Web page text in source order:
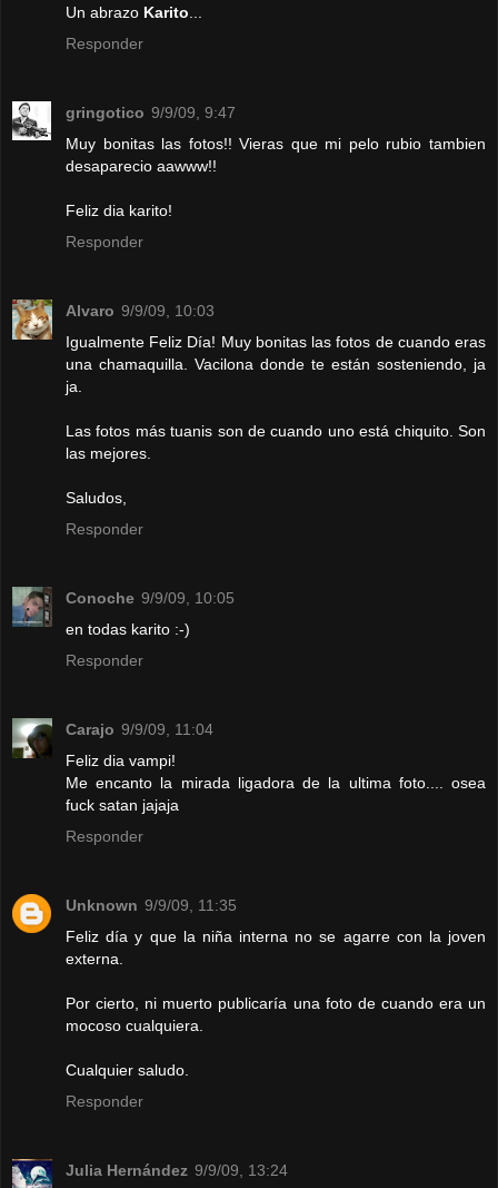
Un abrazo Karito...
Responder
gringotico 9/9/09, 9:47
Muy bonitas las fotos!! Vieras que mi pelo rubio tambien
desaparecio aawww!!
Feliz dia karito!
Responder
Alvaro 9/9/09, 10:03
Igualmente Feliz Día! Muy bonitas las fotos de cuando eras
una chamaquilla. Vacilona donde te están sosteniendo, ja
ja.
Las fotos más tuanis son de cuando uno está chiquito. Son
las mejores.
Saludos,
Responder
Conoche 9/9/09, 10:05
en todas karito :-)
Responder
Carajo 9/9/09, 11:04
Feliz dia vampi!
Me encanto la mirada ligadora de la ultima foto.... osea
fuck satan jajaja
Responder
Unknown 9/9/09, 11:35
Feliz día y que la niña interna no se agarre con la joven
externa.
Por cierto, ni muerto publicaría una foto de cuando era un
mocoso cualquiera.
Cualquier saludo.
Responder
Julia Hernández 9/9/09, 13:24